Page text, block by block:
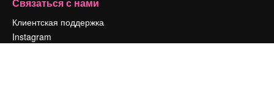
Клиентская поддержка
Instagram